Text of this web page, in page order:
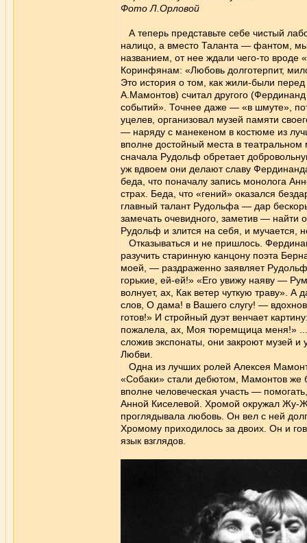
Фото Л.Орловой
А теперь представьте себе чистый
налицо, а вместо Таланта — фантом,
названием, от нее ждали чего-то
Коринфянам: «Любовь долготерпит,
Это история о том, как жили-были
А.Мамонтов) считал другого
событий». Точнее даже — «в шмуте»,
уцелев, организовал музей памяти
— наряду с манекеном в костюме из
вполне достойный места в театральном
сначала Рудольф обретает
уж вдвоем они делают славу
беда, что поначалу запись монолога
страх. Беда, что «гений» оказался
главный талант Рудольфа — дар
замечать очевидного, заметив —
Рудольф и злится на себя, и мучается,
Отказываться и не пришлось.
разучить старинную канцону поэта
моей, — раздраженно заявляет
горькие, ей-ей!» «Его увижу наяву —
волнует, ах, Как ветер чуткую траву». А
слов, О дама! в Вашего слугу! —
готов!» И стройный дуэт венчает
пожалела, ах, Моя тюремщица меня!»
сложив экспонаты, они закроют музей
Любви.
Одна из лучших ролей Алексея
«Собаки» стали дебютом, Мамонтов же
вполне человеческая участь —
Анной Киселевой. Хромой окружал Жу-
проглядывала любовь. Он вел с ней
Хромому приходилось за двоих. Он и
язык взглядов.